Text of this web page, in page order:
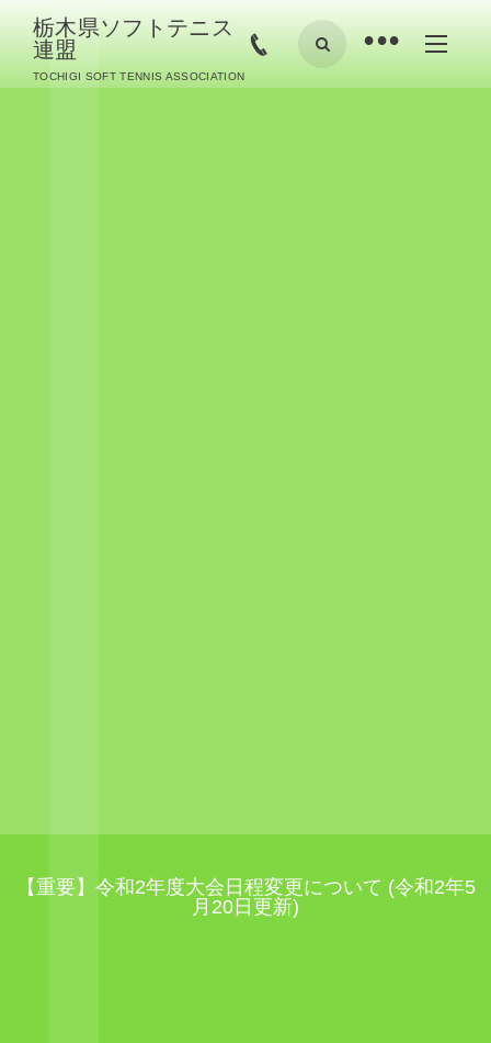
栃木県ソフトテニス
連盟
TOCHIGI SOFT TENNIS ASSOCIATION
•
【重要】令和2年度大会日程変更について (令和2年5
月20日更新)